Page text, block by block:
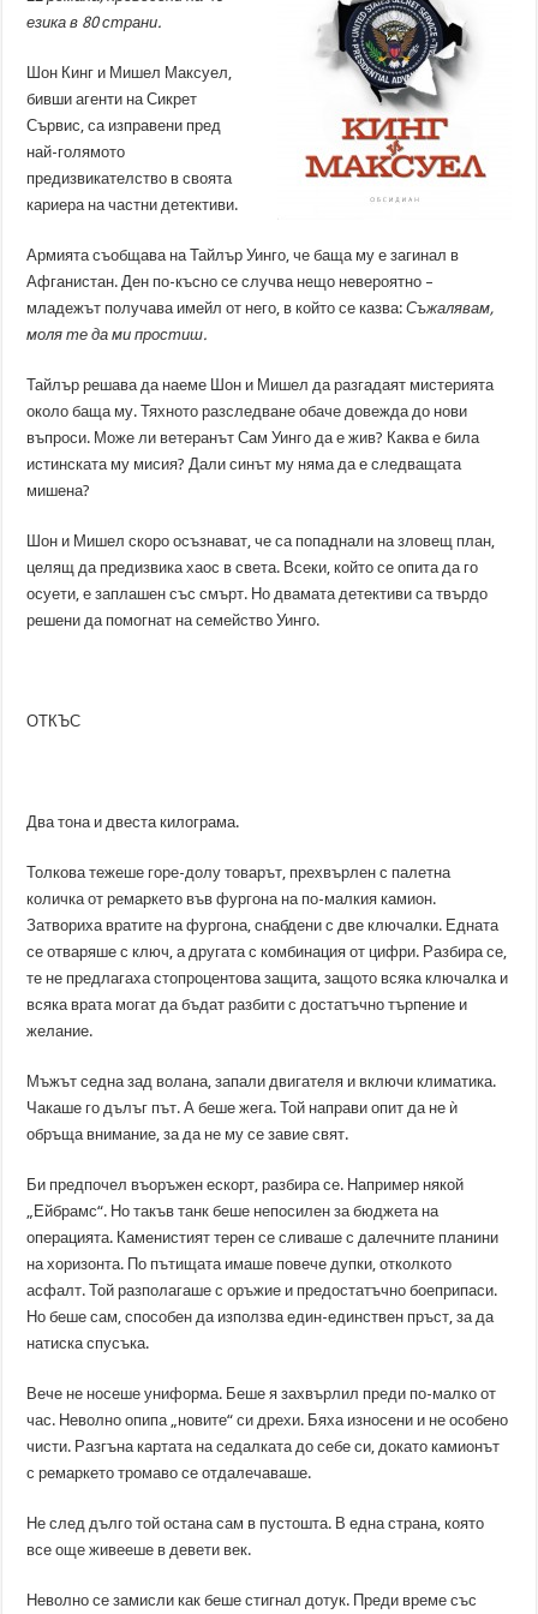
езика в 80 страни.
Шон Кинг и Мишел Максуел,
бивши агенти на Сикрет
Сървис, са изправени пред
най-голямото
предизвикателство в своята
кариера на частни детективи.
Армията съобщава на Тайлър Уинго, че баща му е загинал в
Афганистан. Ден по-късно се случва нещо невероятно –
младежът получава имейл от него, в който се казва:Съжалявам,
моля те да ми простиш.
Тайлър решава да наеме Шон и Мишел да разгадаят мистерията
около баща му. Тяхното разследване обаче довежда до нови
въпроси. Може ли ветеранът Сам Уинго да е жив? Каква е била
истинската му мисия? Дали синът му няма да е следващата
мишена?
Шон и Мишел скоро осъзнават, че са попаднали на зловещ план,
целящ да предизвика хаос в света. Всеки, който се опита да го
осуети, е заплашен със смърт. Но двамата детективи са твърдо
решени да помогнат на семейство Уинго.
ОТКЪС
Два тона и двеста килограма.
Толкова тежеше горе-долу товарът, прехвърлен с палетна
количка от ремаркето във фургона на по-малкия камион.
Затвориха вратите на фургона, снабдени с две ключалки. Едната
се отваряше с ключ, а другата с комбинация от цифри. Разбира се,
те не предлагаха стопроцентова защита, защото всяка ключалка и
всяка врата могат да бъдат разбити с достатъчно търпение и
желание.
Мъжът седна зад волана, запали двигателя и включи климатика.
Чакаше го дълъг път. А беше жега. Той направи опит да не ѝ
обръща внимание, за да не му се завие свят.
Би предпочел въоръжен ескорт, разбира се. Например някой
„Ейбрамс“. Но такъв танк беше непосилен за бюджета на
операцията. Каменистият терен се сливаше с далечните планини
на хоризонта. По пътищата имаше повече дупки, отколкото
асфалт. Той разполагаше с оръжие и предостатъчно боеприпаси.
Но беше сам, способен да използва един-единствен пръст, за да
натиска спусъка.
Вече не носеше униформа. Беше я захвърлил преди по-малко от
час. Неволно опипа „новите“ си дрехи. Бяха износени и не особено
чисти. Разгъна картата на седалката до себе си, докато камионът
с ремаркето тромаво се отдалечаваше.
Не след дълго той остана сам в пустошта. В една страна, която
все още живееше в девети век.
Неволно се замисли как беше стигнал дотук. Преди време със